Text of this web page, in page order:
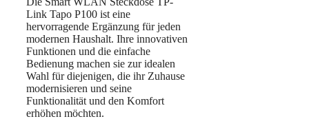
Link Tapo P100 ist eine
hervorragende Ergänzung für jeden
modernen Haushalt. Ihre innovativen
Funktionen und die einfache
Bedienung machen sie zur idealen
Wahl für diejenigen, die ihr Zuhause
modernisieren und seine
Funktionalität und den Komfort
erhöhen möchten.